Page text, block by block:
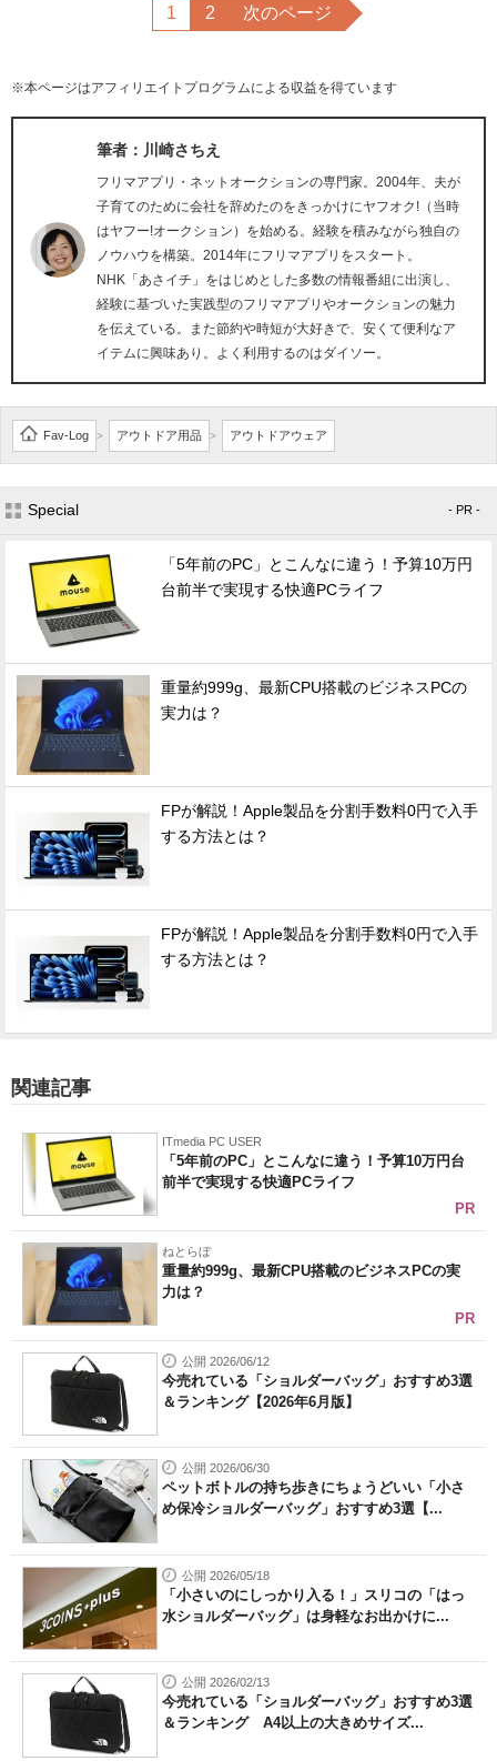
1 2 次のページ
※本ページはアフィリエイトプログラムによる収益を得ています
筆者：川崎さちえ
フリマアプリ・ネットオークションの専門家。2004年、夫が
子育てのために会社を辞めたのをきっかけにヤフオク!（当時
はヤフー!オークション）を始める。経験を積みながら独自の
ノウハウを構築。2014年にフリマアプリをスタート。
NHK「あさイチ」をはじめとした多数の情報番組に出演し、
経験に基づいた実践型のフリマアプリやオークションの魅力
を伝えている。また節約や時短が大好きで、安くて便利なア
イテムに興味あり。よく利用するのはダイソー。
Fav-Log > アウトドア用品 > アウトドアウェア
Special - PR -
「5年前のPC」とこんなに違う！予算10万円
台前半で実現する快適PCライフ
重量約999g、最新CPU搭載のビジネスPCの
実力は？
FPが解説！Apple製品を分割手数料0円で入手
する方法とは？
FPが解説！Apple製品を分割手数料0円で入手
する方法とは？
関連記事
ITmedia PC USER
「5年前のPC」とこんなに違う！予算10万円台
前半で実現する快適PCライフ
PR
ねとらぼ
重量約999g、最新CPU搭載のビジネスPCの実
力は？
PR
公開 2026/06/12
今売れている「ショルダーバッグ」おすすめ3選
＆ランキング【2026年6月版】
公開 2026/06/30
ペットボトルの持ち歩きにちょうどいい「小さ
め保冷ショルダーバッグ」おすすめ3選【...
公開 2026/05/18
「小さいのにしっかり入る！」スリコの「はっ
水ショルダーバッグ」は身軽なお出かけに...
公開 2026/02/13
今売れている「ショルダーバッグ」おすすめ3選
＆ランキング A4以上の大きめサイズ...